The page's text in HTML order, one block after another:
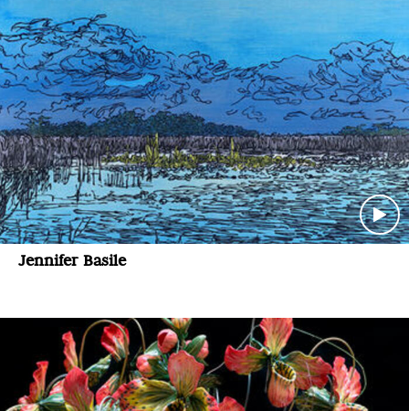
Jennifer Basile